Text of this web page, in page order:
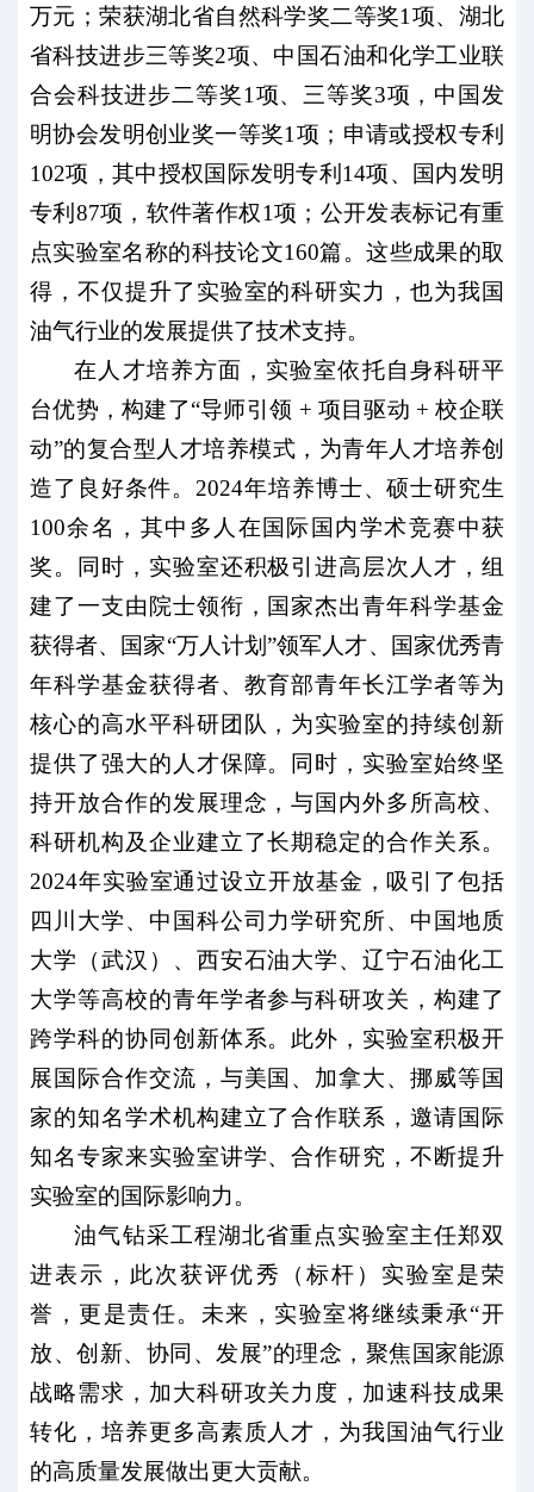
万元；荣获湖北省自然科学奖二等奖1项、湖北
省科技进步三等奖2项、中国石油和化学工业联
合会科技进步二等奖1项、三等奖3项，中国发
明协会发明创业奖一等奖1项；申请或授权专利
102项，其中授权国际发明专利14项、国内发明
专利87项，软件著作权1项；公开发表标记有重
点实验室名称的科技论文160篇。这些成果的取
得，不仅提升了实验室的科研实力，也为我国
油气行业的发展提供了技术支持。
在人才培养方面，实验室依托自身科研平
台优势，构建了“导师引领 + 项目驱动 + 校企联
动”的复合型人才培养模式，为青年人才培养创
造了良好条件。2024年培养博士、硕士研究生
100余名，其中多人在国际国内学术竞赛中获
奖。同时，实验室还积极引进高层次人才，组
建了一支由院士领衔，国家杰出青年科学基金
获得者、国家“万人计划”领军人才、国家优秀青
年科学基金获得者、教育部青年长江学者等为
核心的高水平科研团队，为实验室的持续创新
提供了强大的人才保障。同时，实验室始终坚
持开放合作的发展理念，与国内外多所高校、
科研机构及企业建立了长期稳定的合作关系。
2024年实验室通过设立开放基金，吸引了包括
四川大学、中国科公司力学研究所、中国地质
大学（武汉）、西安石油大学、辽宁石油化工
大学等高校的青年学者参与科研攻关，构建了
跨学科的协同创新体系。此外，实验室积极开
展国际合作交流，与美国、加拿大、挪威等国
家的知名学术机构建立了合作联系，邀请国际
知名专家来实验室讲学、合作研究，不断提升
实验室的国际影响力。
油气钻采工程湖北省重点实验室主任郑双
进表示，此次获评优秀（标杆）实验室是荣
誉，更是责任。未来，实验室将继续秉承“开
放、创新、协同、发展”的理念，聚焦国家能源
战略需求，加大科研攻关力度，加速科技成果
转化，培养更多高素质人才，为我国油气行业
的高质量发展做出更大贡献。